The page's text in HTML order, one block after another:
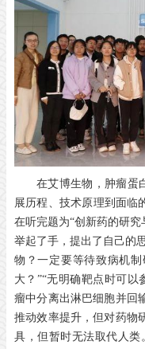
在艾博生物，肿瘤蛋
展历程、技术原理到面临
在听完题为“创新药的研究
举起了手，提出了自己的
物？一定要等待致病机
大？”“无明确靶点时可
瘤中分离出淋巴细胞并回
推动效率提升，但对药物
具，但暂时无法取代人类